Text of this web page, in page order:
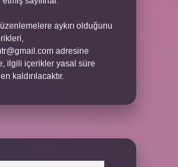
aykırı olduğunu
adresine
ilgili içerikler yasal süre
kaldırılacaktır.